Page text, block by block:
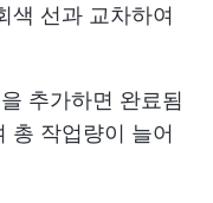
색 선과 교차하여
추가하면 완료됨
총 작업량이 늘어